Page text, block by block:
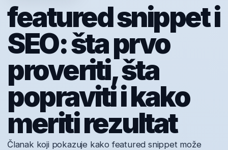
featured snippet i
SEO: šta prvo
proveriti, šta
popraviti i kako
meriti rezultat
Članak koji pokazuje kako featured snippet može